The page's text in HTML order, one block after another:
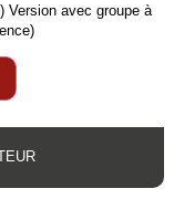
Version avec groupe à